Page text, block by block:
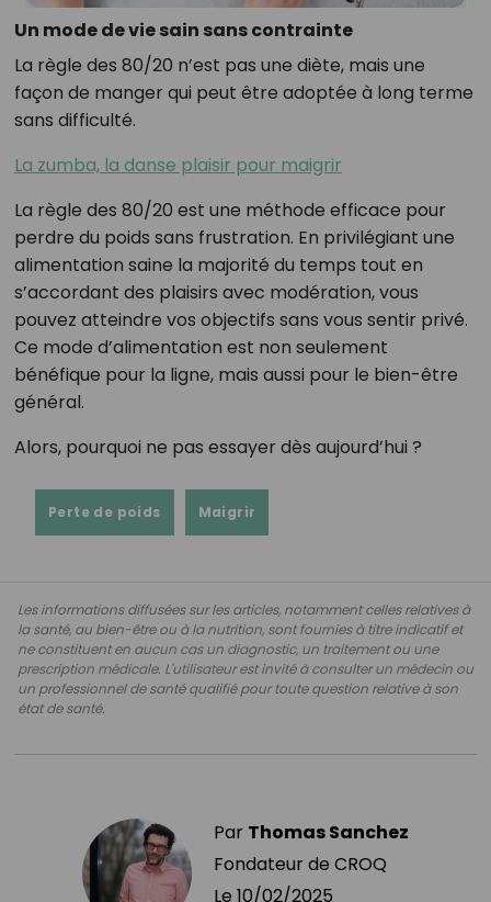
Un mode de vie sain sans contrainte
La règle des 80/20 n’est pas une diète, mais une
façon de manger qui peut être adoptée à long terme
sans difficulté.
La zumba, la danse plaisir pour maigrir
La règle des 80/20 est une méthode efficace pour
perdre du poids sans frustration. En privilégiant une
alimentation saine la majorité du temps tout en
s’accordant des plaisirs avec modération, vous
pouvez atteindre vos objectifs sans vous sentir privé.
Ce mode d’alimentation est non seulement
bénéfique pour la ligne, mais aussi pour le bien-être
général.
Alors, pourquoi ne pas essayer dès aujourd’hui ?
Perte de poids Maigrir
Les informations diffusées sur les articles, notamment celles relatives à
la santé, au bien-être ou à la nutrition, sont fournies à titre indicatif et
ne constituent en aucun cas un diagnostic, un traitement ou une
prescription médicale. L'utilisateur est invité à consulter un médecin ou
un professionnel de santé qualifié pour toute question relative à son
état de santé.
Par Thomas Sanchez
Fondateur de CROQ
Le 10/02/2025